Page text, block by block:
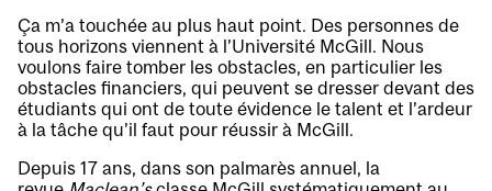
Ça m’a touchée au plus haut point. Des personnes de
tous horizons viennent à l’Université McGill. Nous
voulons faire tomber les obstacles, en particulier les
obstacles financiers, qui peuvent se dresser devant des
étudiants qui ont de toute évidence le talent et l’ardeur
à la tâche qu’il faut pour réussir à McGill.
Depuis 17 ans, dans son palmarès annuel, la